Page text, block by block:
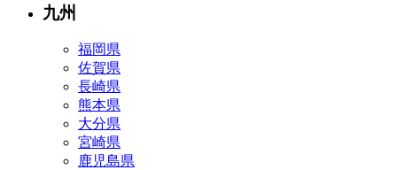
九州
福岡県
佐賀県
長崎県
熊本県
大分県
宮崎県
鹿児島県